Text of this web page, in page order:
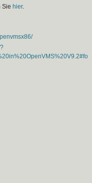
Sie hier.